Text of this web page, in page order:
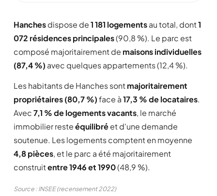
Hanchesdispose de1 181 logementsau total, dont1
072 résidences principales(90,8 %). Le parc est
composé majoritairement de maisons individuelles
(87,4 %) avec quelques appartements (12,4 %).
Les habitants de Hanches sontmajoritairement
propriétaires (80,7 %)face à17,3 % de locataires.
Avec7,1 % de logements vacants, le marché
immobilier resteéquilibréet d'une demande
soutenue. Les logements comptent en moyenne
4,8 pièces, et le parc a été majoritairement
construitentre 1946 et 1990(48,9 %).
Source : INSEE (recensement 2022)